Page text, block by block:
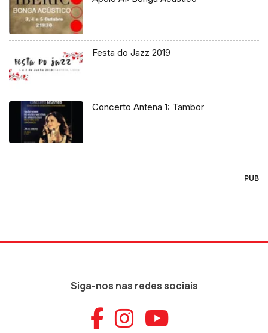
Festa do Jazz 2019
Concerto Antena 1: Tambor
PUB
Siga-nos nas redes sociais
Aceder ao
Aceder ao
Aceder